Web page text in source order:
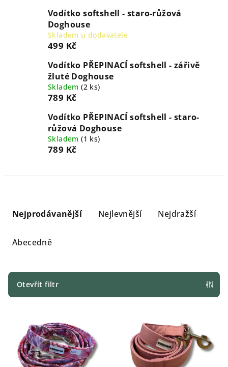
Vodítko softshell - staro-růžová
Doghouse
Skladem u dodavatele
499 Kč
Vodítko PŘEPINACÍ softshell - zářivě
žluté Doghouse
Skladem(2 ks)
789 Kč
Vodítko PŘEPINACÍ softshell - staro-
růžová Doghouse
Skladem(1 ks)
789 Kč
r
Nejprodávanější Nejlevnější Nejdražší
Abecedně
Otevřít filtr